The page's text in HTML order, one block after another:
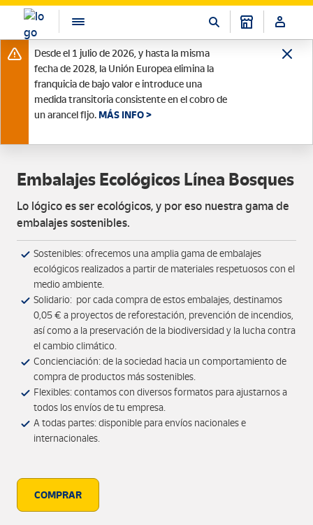
Desde el 1 julio de 2026, y hasta la misma
fecha de 2028, la Unión Europea elimina la
franquicia de bajo valor e introduce una
medida transitoria consistente en el cobro de
un arancel fijo. MÁS INFO >
Embalajes Ecológicos Línea Bosques
Lo lógico es ser ecológicos, y por eso nuestra gama de
embalajes sostenibles.
Sostenibles: ofrecemos una amplia gama de embalajes
ecológicos realizados a partir de materiales respetuosos con el
medio ambiente.
Solidario: por cada compra de estos embalajes, destinamos
0,05 € a proyectos de reforestación, prevención de incendios,
así como a la preservación de la biodiversidad y la lucha contra
el cambio climático.
Concienciación: de la sociedad hacia un comportamiento de
compra de productos más sostenibles.
Flexibles: contamos con diversos formatos para ajustarnos a
todos los envíos de tu empresa.
A todas partes: disponible para envíos nacionales e
internacionales.
COMPRAR